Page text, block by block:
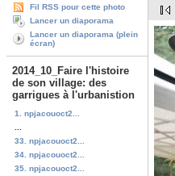
Fil RSS pour cette photo
Lancer un diaporama
Lancer un diaporama (plein
écran)
2014_10_Faire l'histoire
de son village: des
garrigues à l'urbanistion
1. npjacouoct2...
33. npjacouoct2...
34. npjacouoct2...
35. npjacouoct2...